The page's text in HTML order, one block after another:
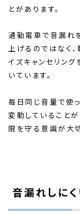
とがあります。
通勤電車で音漏れ
上げるのではなく
イズキャンセリン
いています。
毎日同じ音量で使
変動していること
限を守る意識が大
音漏れしに